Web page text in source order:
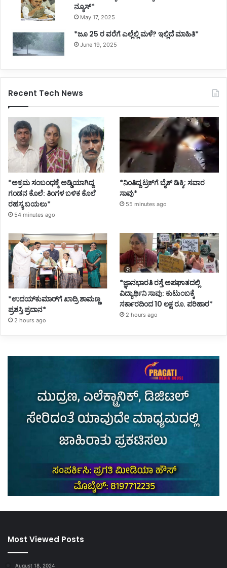
ನ್ಯೂಸ್*
May 17, 2025
*ಜೂ 25 ರ ವರೆಗೆ ಎಲ್ಲೆಲ್ಲಿ ಮಳೆ? ಇಲ್ಲಿದೆ ಮಾಹಿತಿ*
June 19, 2025
Recent Tech News
*ಅಕ್ರಮ ಸಂಬಂಧಕ್ಕೆ ಅಡ್ಡಿಯಾಗಿದ್ದ
ಗಂಡನ ಕೊಲೆ: ತಿಂಗಳ ಬಳಿಕ ಕೊಲೆ
ರಹಸ್ಯ ಬಯಲು*
54 minutes ago
*ನಿಂತಿದ್ದ ಟ್ರಕ್‌ಗೆ ಬೈಕ್ ಡಿಕ್ಕಿ; ಸವಾರ
ಸಾವು*
55 minutes ago
*ಉದಯ್‌ಕುಮಾರ್‌ಗೆ ಖಾದ್ರಿ ಶಾಮಣ್ಣ
ಪ್ರಶಸ್ತಿ ಪ್ರದಾನ*
2 hours ago
*ಜ್ಞಾನಭಾರತಿ ರಸ್ತೆ ಅಪಘಾತದಲ್ಲಿ
ವಿದ್ಯಾರ್ಥಿನಿ ಸಾವು: ಕುಟುಂಬಕ್ಕೆ
ಸರ್ಕಾರದಿಂದ 10 ಲಕ್ಷ ರೂ. ಪರಿಹಾರ*
2 hours ago
Most Viewed Posts
August 18, 2024